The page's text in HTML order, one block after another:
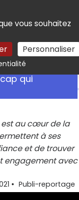
vous souhaitez
Personnaliser
Rechercher
qui
est au cœur de la
à ses
et de trouver
engagement avec
• Publi-reportage